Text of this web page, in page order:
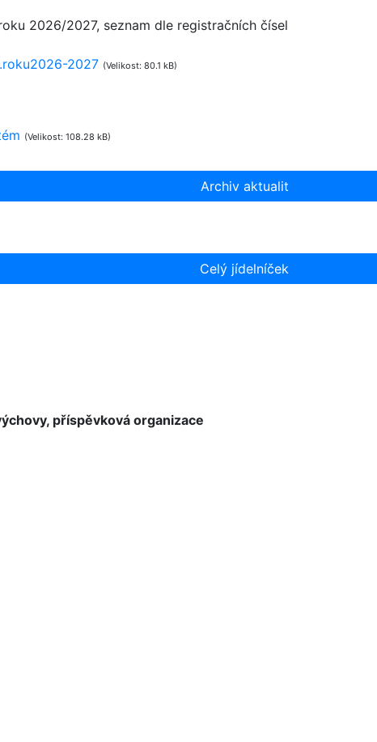
2026/2027, seznam dle registračních čísel
2027 (Velikost: 80.1 kB)
(Velikost: 108.28 kB)
Archiv aktualit
Celý jídelníček
příspěvková organizace